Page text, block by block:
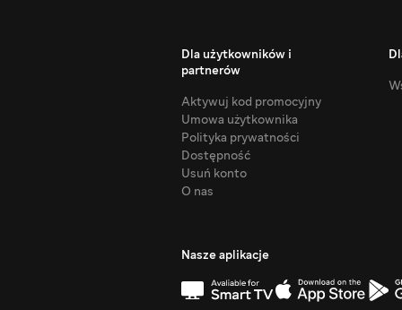
Dla użytkowników i
partnerów
Aktywuj kod promocyjny
Umowa użytkownika
Polityka prywatności
Dostępność
Usuń konto
O nas
Nasze aplikacje